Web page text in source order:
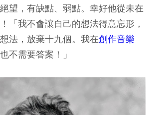
望，有缺點、弱點。幸好他從未在
「我不會讓自己的想法得意忘形，
法，放棄十九個。我在創作音樂
不需要答案！」